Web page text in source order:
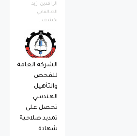
الرافدين زيد
الطالقاني
يكشف...
الشركة العامة
للفحص
والتأهيل
الهندسي
تحصل على
تمديد صلاحية
شهادة